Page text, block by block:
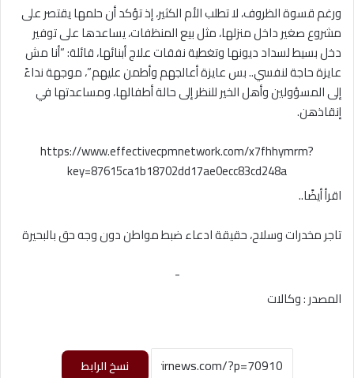
ورغم قسوة الظروف، لا تطلب الأم الكثير، إذ تؤكد أن حلمها يقتصر على
مشروع صغير داخل منزلها، مثل بيع المنظفات، يساعدها على توفير
دخل بسيط لسداد ديونها وتغطية نفقات علاج أبنائها، قائلة: “أنا مش
عايزة حاجة لنفسي.. بس عايزة أعالجهم وأطمن عليهم”، موجهة نداءً
إلى المسؤولين وأهل الخير للنظر إلى حالة أطفالها، ومساعدتها في
إنقاذهن.
https://www.effectivecpmnetwork.com/x7fhhymrm?
key=87615ca1b18702dd17ae0ecc83cd248a
اقرأ أيضًا..
تاجر مخدرات وسلاح، حقيقة ادعاء ضبط مواطن دون وجه حق بالبحيرة
-
المصدر : وكالات
نسخ الرابط